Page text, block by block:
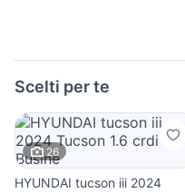
Scelti per te
26
HYUNDAI tucson iii 2024